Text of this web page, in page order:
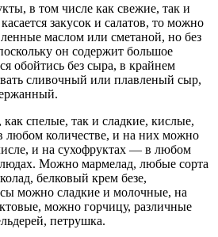
в том числе как свежие, так и
закусок и салатов, то можно
маслом или сметаной, но без
он содержит большое
обойтись без сыра, в крайнем
сливочный или плавленый сыр,
спелые, так и сладкие, кислые,
количестве, и на них можно
и на сухофруктах — в любом
Можно мармелад, любые сорта
белковый крем безе,
можно сладкие и молочные, на
можно горчицу, различные
петрушка.